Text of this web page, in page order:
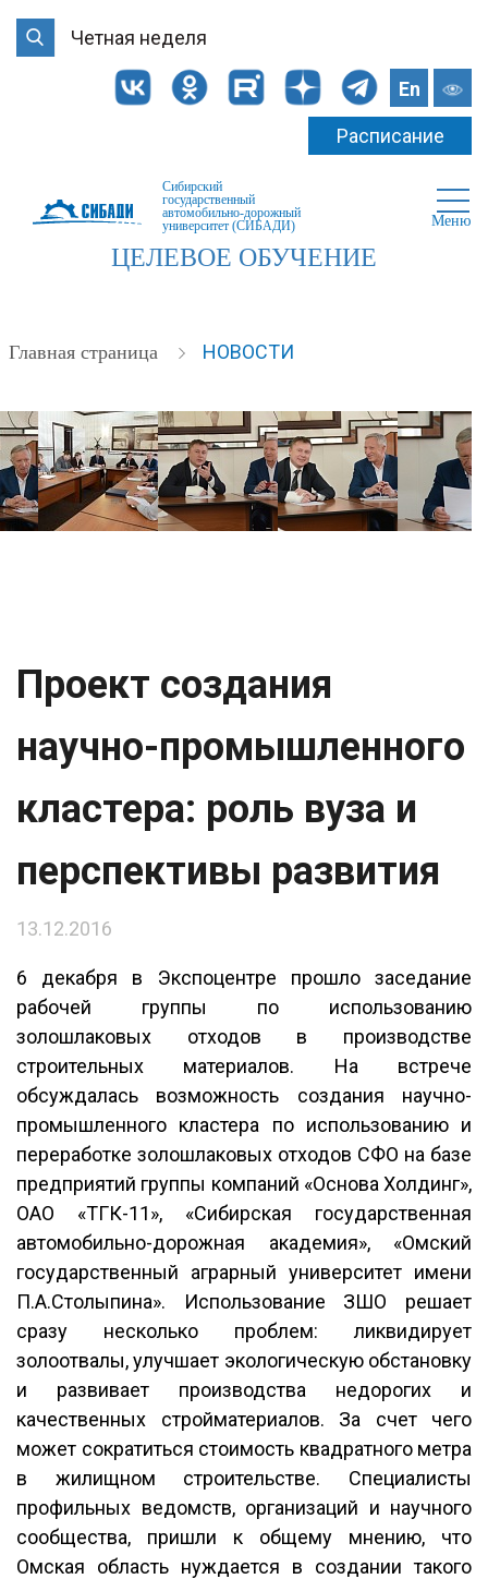
Четная неделя
En
Расписание
Сибирский
государственный
автомобильно-дорожный
университет (СИБАДИ)
Меню
ЦЕЛЕВОЕ ОБУЧЕНИЕ
Главная страница НОВОСТИ
Проект создания
научно-промышленного
кластера: роль вуза и
перспективы развития
13.12.2016
6 декабря в Экспоцентре прошло заседание
рабочей группы по использованию
золошлаковых отходов в производстве
строительных материалов. На встрече
обсуждалась возможность создания научно-
промышленного кластера по использованию и
переработке золошлаковых отходов СФО на базе
предприятий группы компаний «Основа Холдинг»,
ОАО «ТГК-11», «Сибирская государственная
автомобильно-дорожная академия», «Омский
государственный аграрный университет имени
П.А.Столыпина». Использование ЗШО решает
сразу несколько проблем: ликвидирует
золоотвалы, улучшает экологическую обстановку
и развивает производства недорогих и
качественных стройматериалов. За счет чего
может сократиться стоимость квадратного метра
в жилищном строительстве. Специалисты
профильных ведомств, организаций и научного
сообщества, пришли к общему мнению, что
Омская область нуждается в создании такого